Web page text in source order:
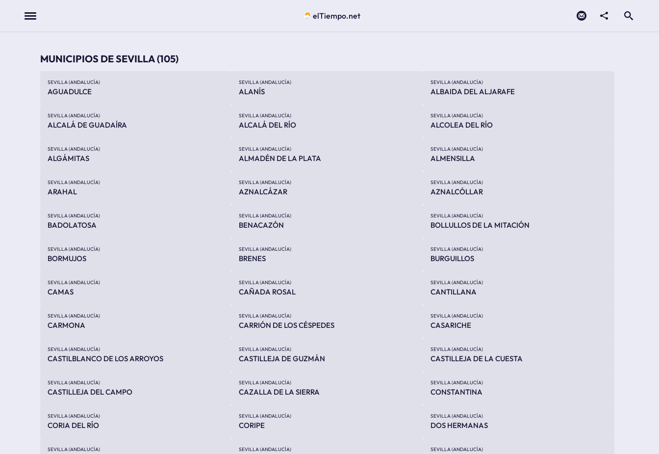
Menu elTiempo.net
MUNICIPIOS DE SEVILLA(105)
SEVILLA (ANDALUCÍA)
AGUADULCE
SEVILLA (ANDALUCÍA)
ALANÍS
SEVILLA (ANDALUCÍA)
ALBAIDA DEL ALJARAFE
SEVILLA (ANDALUCÍA)
ALCALÁ DE GUADAÍRA
SEVILLA (ANDALUCÍA)
ALCALÁ DEL RÍO
SEVILLA (ANDALUCÍA)
ALCOLEA DEL RÍO
SEVILLA (ANDALUCÍA)
ALGÁMITAS
SEVILLA (ANDALUCÍA)
ALMADÉN DE LA PLATA
SEVILLA (ANDALUCÍA)
ALMENSILLA
SEVILLA (ANDALUCÍA)
ARAHAL
SEVILLA (ANDALUCÍA)
AZNALCÁZAR
SEVILLA (ANDALUCÍA)
AZNALCÓLLAR
SEVILLA (ANDALUCÍA)
BADOLATOSA
SEVILLA (ANDALUCÍA)
BENACAZÓN
SEVILLA (ANDALUCÍA)
BOLLULLOS DE LA MITACIÓN
SEVILLA (ANDALUCÍA)
BORMUJOS
SEVILLA (ANDALUCÍA)
BRENES
SEVILLA (ANDALUCÍA)
BURGUILLOS
SEVILLA (ANDALUCÍA)
CAMAS
SEVILLA (ANDALUCÍA)
CAÑADA ROSAL
SEVILLA (ANDALUCÍA)
CANTILLANA
SEVILLA (ANDALUCÍA)
CARMONA
SEVILLA (ANDALUCÍA)
CARRIÓN DE LOS CÉSPEDES
SEVILLA (ANDALUCÍA)
CASARICHE
SEVILLA (ANDALUCÍA)
CASTILBLANCO DE LOS ARROYOS
SEVILLA (ANDALUCÍA)
CASTILLEJA DE GUZMÁN
SEVILLA (ANDALUCÍA)
CASTILLEJA DE LA CUESTA
SEVILLA (ANDALUCÍA)
CASTILLEJA DEL CAMPO
SEVILLA (ANDALUCÍA)
CAZALLA DE LA SIERRA
SEVILLA (ANDALUCÍA)
CONSTANTINA
SEVILLA (ANDALUCÍA)
CORIA DEL RÍO
SEVILLA (ANDALUCÍA)
CORIPE
SEVILLA (ANDALUCÍA)
DOS HERMANAS
SEVILLA (ANDALUCÍA) SEVILLA (ANDALUCÍA) SEVILLA (ANDALUCÍA)